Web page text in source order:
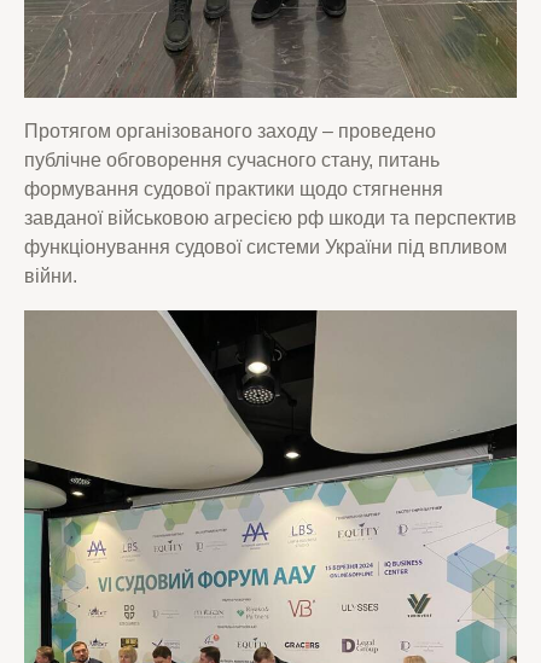
Протягом організованого заходу – проведено
публічне обговорення сучасного стану, питань
формування судової практики щодо стягнення
завданої військовою агресією рф шкоди та перспектив
функціонування судової системи України під впливом
війни.